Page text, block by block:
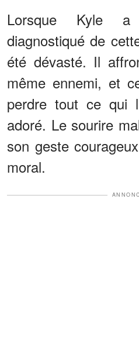
Lorsque Kyle
diagnostiqué de
été dévasté. Il
même ennemi, et
perdre tout ce qui
adoré. Le sourire
son geste
moral.